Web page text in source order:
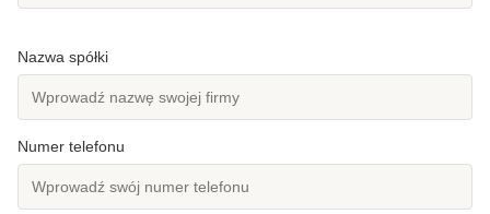
Nazwa spółki
Numer telefonu